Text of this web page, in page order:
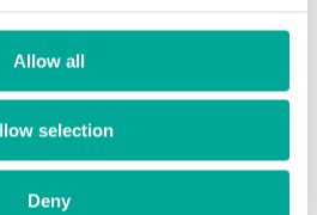
Allow all
selection
Deny